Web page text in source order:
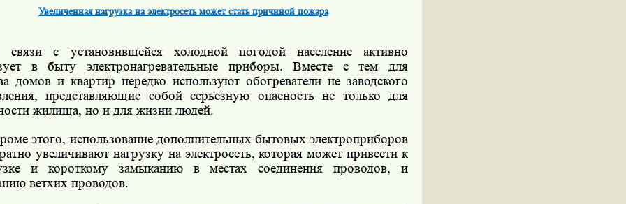
Увеличенная нагрузка на электросеть может стать причиной пожара
с установившейся холодной погодой население активно
в быту электронагревательные приборы. Вместе с тем для
домов и квартир нередко используют обогреватели не заводского
представляющие собой серьезную опасность не только для
жилища, но и для жизни людей.
этого, использование дополнительных бытовых электроприборов
увеличивают нагрузку на электросеть, которая может привести к
и короткому замыканию в местах соединения проводов, и
ветхих проводов.